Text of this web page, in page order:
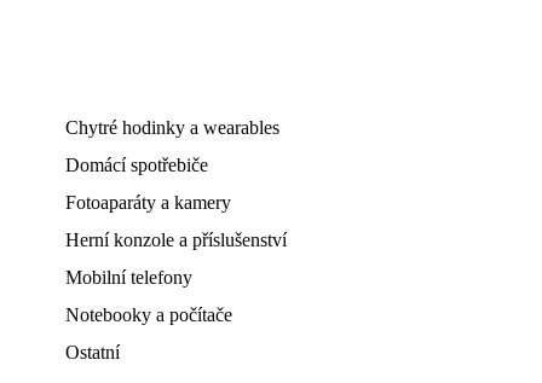
Chytré hodinky a wearables
Domácí spotřebiče
Fotoaparáty a kamery
Herní konzole a příslušenství
Mobilní telefony
Notebooky a počítače
Ostatní